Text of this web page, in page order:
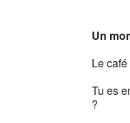
Un
Le café
Tu es
?